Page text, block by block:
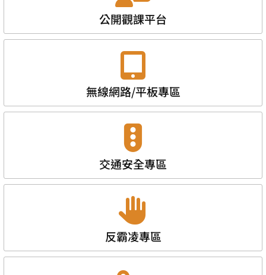
公開觀課平台
無線網路/平板專區
交通安全專區
反霸凌專區